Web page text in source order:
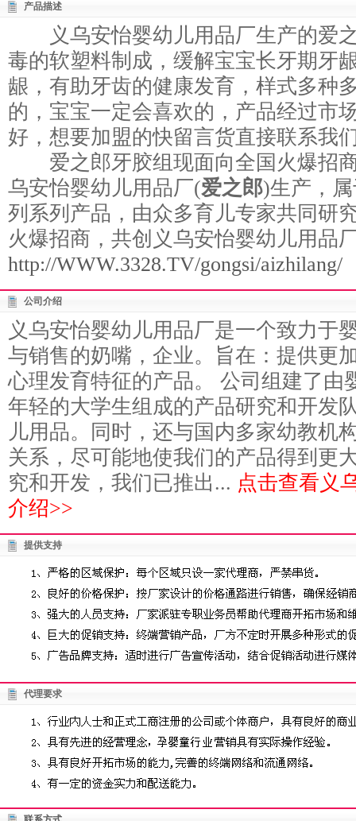
产品描述
义乌安怡婴幼儿用品厂生产的爱
毒的软塑料制成，缓解宝宝长牙期牙
龈，有助牙齿的健康发育，样式多种
的，宝宝一定会喜欢的，产品经过市
好，想要加盟的快留言货直接联系我
爱之郎牙胶组现面向全国火爆招
乌安怡婴幼儿用品厂(爱之郎)生产，
列系列产品，由众多育儿专家共同研
火爆招商，共创义乌安怡婴幼儿用品
http://WWW.3328.TV/gongsi/aizhilang/
公司介绍
义乌安怡婴幼儿用品厂是一个致力于
与销售的奶嘴，企业。旨在：提供更
心理发育特征的产品。 公司组建了由
年轻的大学生组成的产品研究和开发
儿用品。同时，还与国内多家幼教机
关系，尽可能地使我们的产品得到更
究和开发，我们已推出... 点击查看义
介绍>>
提供支持
代理要求